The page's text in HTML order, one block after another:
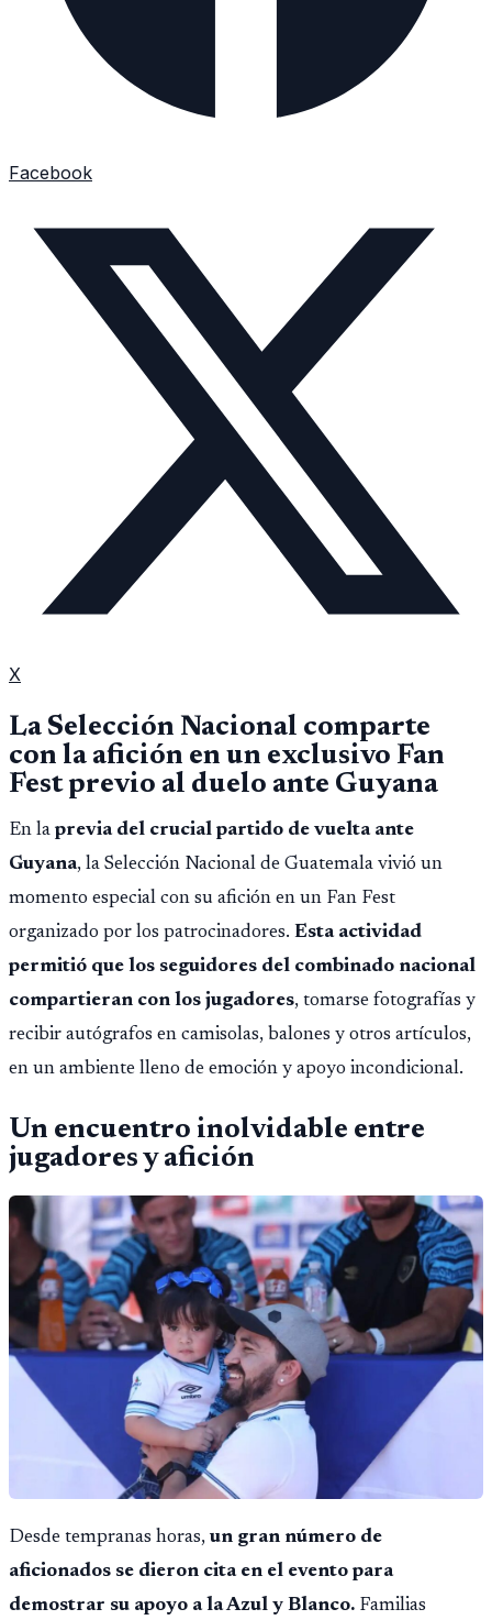
Facebook
X
La Selección Nacional comparte
con la afición en un exclusivo Fan
Fest previo al duelo ante Guyana
En la previa del crucial partido de vuelta ante
Guyana, la Selección Nacional de Guatemala vivió un
momento especial con su afición en un Fan Fest
organizado por los patrocinadores. Esta actividad
permitió que los seguidores del combinado nacional
compartieran con los jugadores, tomarse fotografías y
recibir autógrafos en camisolas, balones y otros artículos,
en un ambiente lleno de emoción y apoyo incondicional.
Un encuentro inolvidable entre
jugadores y afición
Desde tempranas horas, un gran número de
aficionados se dieron cita en el evento para
demostrar su apoyo a la Azul y Blanco. Familias